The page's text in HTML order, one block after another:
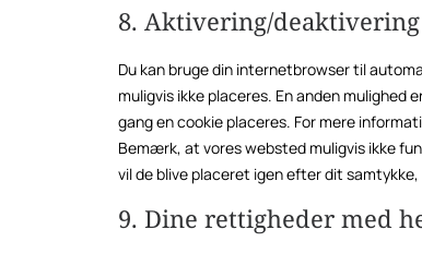
8. Aktivering/
Du kan bruge din internetbrowser til
muligvis ikke placeres. En anden
gang en cookie placeres. For mere
Bemærk, at vores websted muligvis ikke
vil de blive placeret igen efter dit
9. Dine rettigheder med